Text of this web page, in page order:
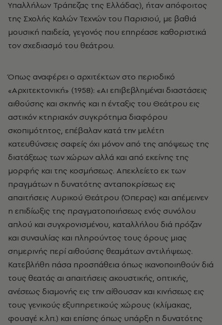
Υπαλλήλων Τράπεζας της Ελλάδας), ήταν απόφοιτος
της Σχολής Καλών Τεχνών του Παρισιού, με βαθιά
μουσική παιδεία, γεγονός που επηρέασε καθοριστικά
τον σχεδιασμό του θεάτρου.
Όπως αναφέρει ο αρχιτέκτων στο περιοδικό
«Αρχιτεκτονική» (1958): «Αι επιβεβλημέναι διαστάσεις
αιθούσης και σκηνής και η ένταξις του Θεάτρου εις
αστικόν κτηριακόν συγκρότημα διαφόρου
σκοπιμότητος, επέβαλαν κατά την μελέτη
κατευθύνσεις σαφείς όχι μόνον από της απόψεως της
διατάξεως των χώρων αλλά και από εκείνης της
μορφής και της κοσμήσεως. Απεκλείετο εκ των
πραγμάτων η δυνατότης ανταποκρίσεως εις
απαιτήσεις Λυρικού Θεάτρου (Όπερας) και απέμεινεν
η επιδίωξις της πραγματοποιήσεως ενός συνόλου
απλού και συγχρονισμένου, καταλλήλου διά πρόζαν
και συναυλίας και πληρούντος τους όρους μιας
σημερινής περί αιθούσης θεαμάτων αντιλήψεως.
Κατεβλήθη πάσα προσπάθεια όπως ικανοποιηθούν διά
τους θεατάς αι απαιτήσεις ακουστικής, οπτικής,
ανέσεως διαμονής εις την αίθουσαν και κινήσεως εις
τους γενικούς εξυπηρετικούς χώρους (κλίμακας,
φουαγέ κ.λπ.) και επίσης όπως υπάρξη η δυνατότης